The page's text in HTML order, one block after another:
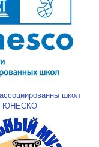
школ
ЮНЕСКО